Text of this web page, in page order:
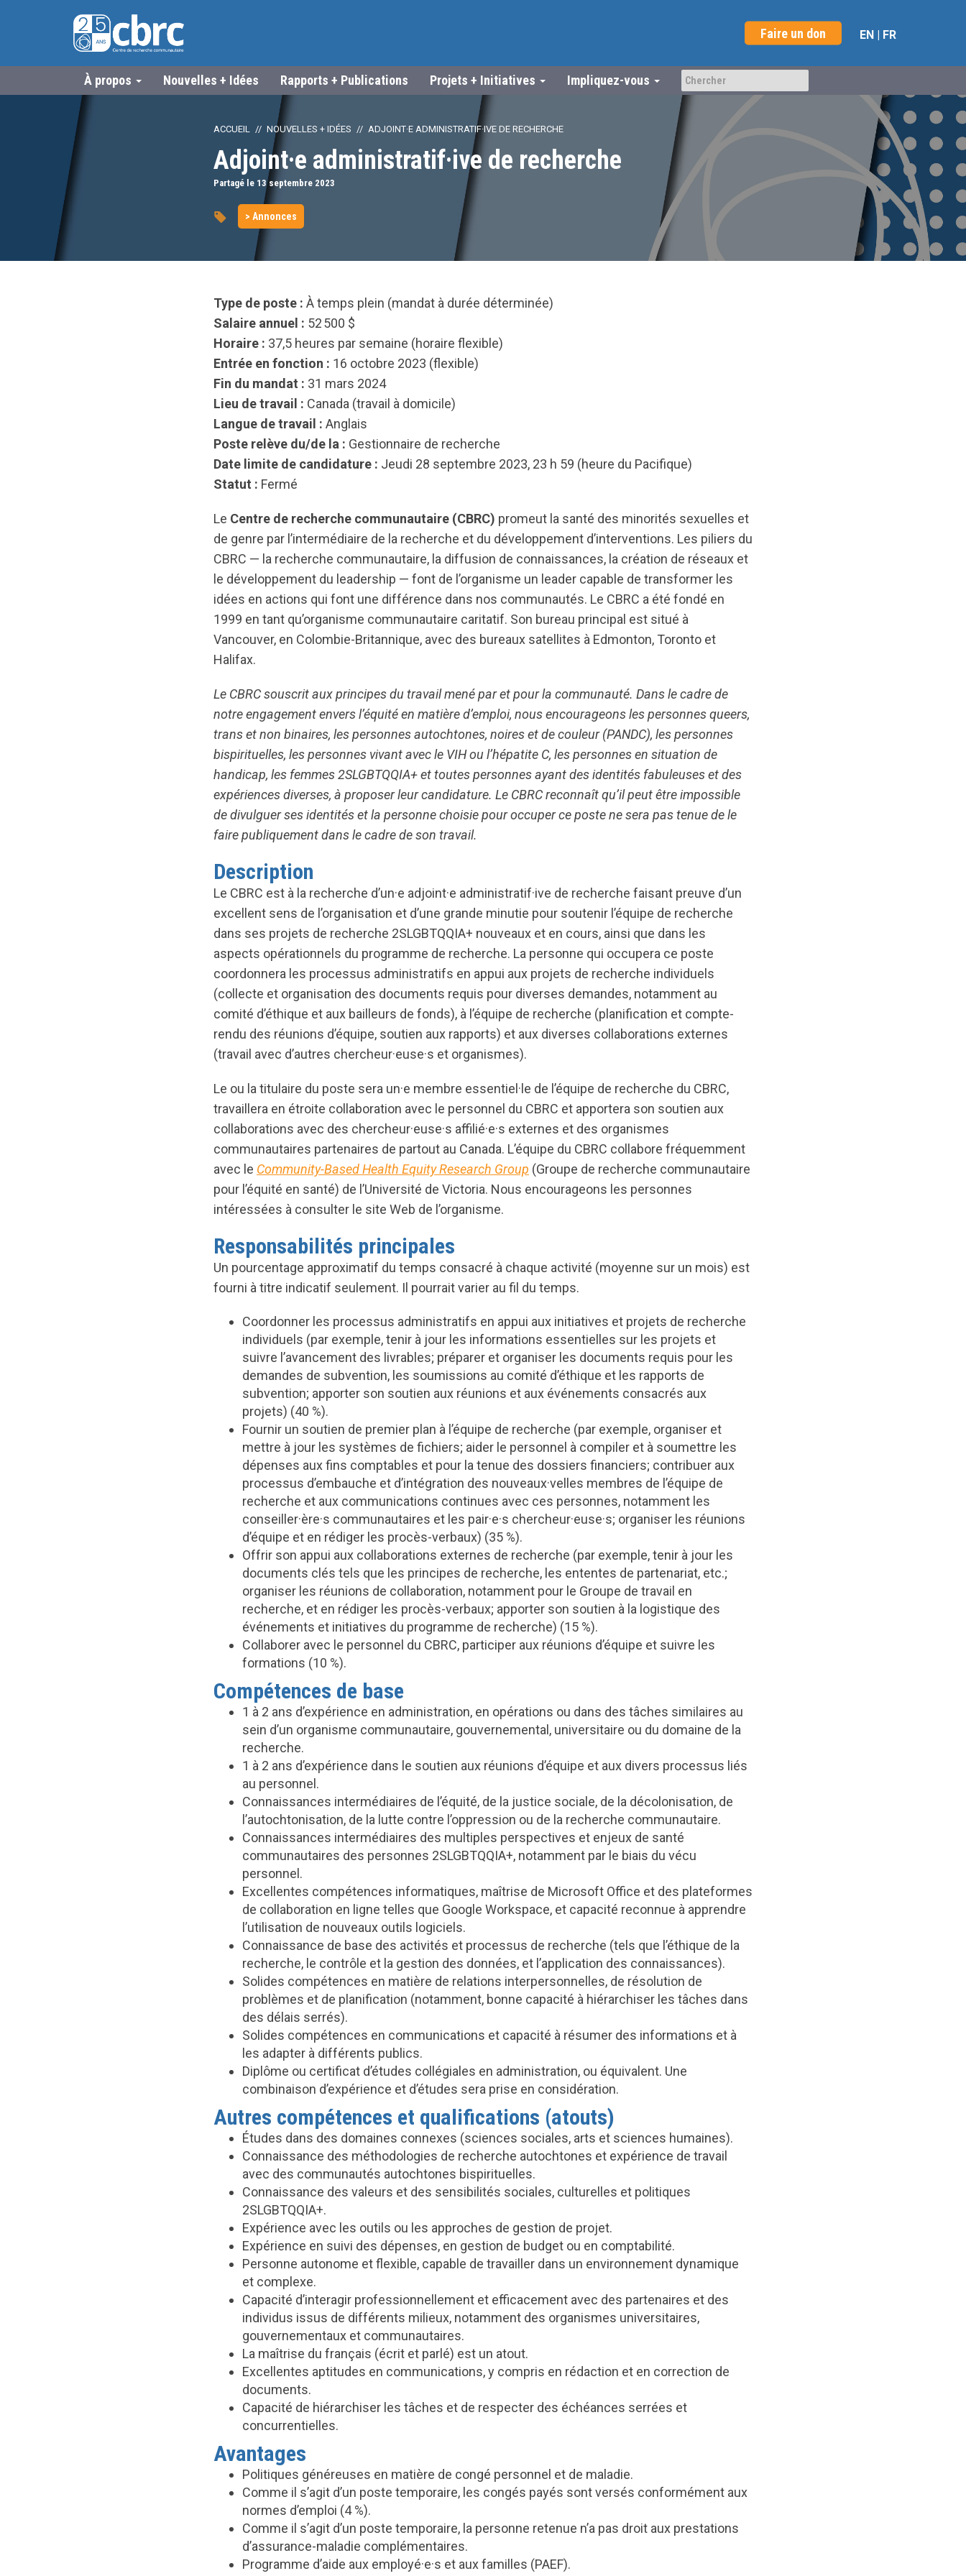
Faire un don EN | FR
À propos Nouvelles + Idées Rapports + Publications Projets + Initiatives Impliquez-vous
ACCUEIL NOUVELLES + IDÉES ADJOINT·E ADMINISTRATIF·IVE DE RECHERCHE
Adjoint·e administratif·ive de recherche
Partagé le 13septembre 2023
> Annonces
Type de poste : À temps plein (mandat à durée déterminée)
Salaire annuel : 52 500 $
Horaire : 37,5 heures par semaine (horaire flexible)
Entrée en fonction : 16 octobre 2023 (flexible)
Fin du mandat : 31 mars 2024
Lieu de travail : Canada (travail à domicile)
Langue de travail : Anglais
Poste relève du/de la : Gestionnaire de recherche
Date limite de candidature : Jeudi 28 septembre 2023, 23 h 59 (heure du Pacifique)
Statut : Fermé
Le Centre de recherche communautaire (CBRC) promeut la santé des minorités sexuelles et
de genre par l’intermédiaire de la recherche et du développement d’interventions. Les piliers du
CBRC — la recherche communautaire, la diffusion de connaissances, la création de réseaux et
le développement du leadership — font de l’organisme un leader capable de transformer les
idées en actions qui font une différence dans nos communautés. Le CBRC a été fondé en
1999 en tant qu’organisme communautaire caritatif. Son bureau principal est situé à
Vancouver, en Colombie-Britannique, avec des bureaux satellites à Edmonton, Toronto et
Halifax.
Le CBRC souscrit aux principes du travail mené par et pour la communauté. Dans le cadre de
notre engagement envers l’équité en matière d’emploi, nous encourageons les personnes queers,
trans et non binaires, les personnes autochtones, noires et de couleur (PANDC), les personnes
bispirituelles, les personnes vivant avec le VIH ou l’hépatite C, les personnes en situation de
handicap, les femmes 2SLGBTQQIA+ et toutes personnes ayant des identités fabuleuses et des
expériences diverses, à proposer leur candidature. Le CBRC reconnaît qu’il peut être impossible
de divulguer ses identités et la personne choisie pour occuper ce poste ne sera pas tenue de le
faire publiquement dans le cadre de son travail.
Description
Le CBRC est à la recherche d’un·e adjoint·e administratif·ive de recherche faisant preuve d’un
excellent sens de l’organisation et d’une grande minutie pour soutenir l’équipe de recherche
dans ses projets de recherche 2SLGBTQQIA+ nouveaux et en cours, ainsi que dans les
aspects opérationnels du programme de recherche. La personne qui occupera ce poste
coordonnera les processus administratifs en appui aux projets de recherche individuels
(collecte et organisation des documents requis pour diverses demandes, notamment au
comité d’éthique et aux bailleurs de fonds), à l’équipe de recherche (planification et compte-
rendu des réunions d’équipe, soutien aux rapports) et aux diverses collaborations externes
(travail avec d’autres chercheur·euse·s et organismes).
Le ou la titulaire du poste sera un·e membre essentiel·le de l’équipe de recherche du CBRC,
travaillera en étroite collaboration avec le personnel du CBRC et apportera son soutien aux
collaborations avec des chercheur·euse·s affilié·e·s externes et des organismes
communautaires partenaires de partout au Canada. L’équipe du CBRC collabore fréquemment
avec le Community-Based Health Equity Research Group (Groupe de recherche communautaire
pour l’équité en santé) de l’Université de Victoria. Nous encourageons les personnes
intéressées à consulter le site Web de l’organisme.
Responsabilités principales
Un pourcentage approximatif du temps consacré à chaque activité (moyenne sur un mois) est
fourni à titre indicatif seulement. Il pourrait varier au fil du temps.
Coordonner les processus administratifs en appui aux initiatives et projets de recherche
individuels (par exemple, tenir à jour les informations essentielles sur les projets et
suivre l’avancement des livrables; préparer et organiser les documents requis pour les
demandes de subvention, les soumissions au comité d’éthique et les rapports de
subvention; apporter son soutien aux réunions et aux événements consacrés aux
projets) (40 %).
Fournir un soutien de premier plan à l’équipe de recherche (par exemple, organiser et
mettre à jour les systèmes de fichiers; aider le personnel à compiler et à soumettre les
dépenses aux fins comptables et pour la tenue des dossiers financiers; contribuer aux
processus d’embauche et d’intégration des nouveaux·velles membres de l’équipe de
recherche et aux communications continues avec ces personnes, notamment les
conseiller·ère·s communautaires et les pair·e·s chercheur·euse·s; organiser les réunions
d’équipe et en rédiger les procès-verbaux) (35 %).
Offrir son appui aux collaborations externes de recherche (par exemple, tenir à jour les
documents clés tels que les principes de recherche, les ententes de partenariat, etc.;
organiser les réunions de collaboration, notamment pour le Groupe de travail en
recherche, et en rédiger les procès-verbaux; apporter son soutien à la logistique des
événements et initiatives du programme de recherche) (15 %).
Collaborer avec le personnel du CBRC, participer aux réunions d’équipe et suivre les
formations (10 %).
Compétences de base
1 à 2 ans d’expérience en administration, en opérations ou dans des tâches similaires au
sein d’un organisme communautaire, gouvernemental, universitaire ou du domaine de la
recherche.
1 à 2 ans d’expérience dans le soutien aux réunions d’équipe et aux divers processus liés
au personnel.
Connaissances intermédiaires de l’équité, de la justice sociale, de la décolonisation, de
l’autochtonisation, de la lutte contre l’oppression ou de la recherche communautaire.
Connaissances intermédiaires des multiples perspectives et enjeux de santé
communautaires des personnes 2SLGBTQQIA+, notamment par le biais du vécu
personnel.
Excellentes compétences informatiques, maîtrise de Microsoft Office et des plateformes
de collaboration en ligne telles que Google Workspace, et capacité reconnue à apprendre
l’utilisation de nouveaux outils logiciels.
Connaissance de base des activités et processus de recherche (tels que l’éthique de la
recherche, le contrôle et la gestion des données, et l’application des connaissances).
Solides compétences en matière de relations interpersonnelles, de résolution de
problèmes et de planification (notamment, bonne capacité à hiérarchiser les tâches dans
des délais serrés).
Solides compétences en communications et capacité à résumer des informations et à
les adapter à différents publics.
Diplôme ou certificat d’études collégiales en administration, ou équivalent. Une
combinaison d’expérience et d’études sera prise en considération.
Autres compétences et qualifications (atouts)
Études dans des domaines connexes (sciences sociales, arts et sciences humaines).
Connaissance des méthodologies de recherche autochtones et expérience de travail
avec des communautés autochtones bispirituelles.
Connaissance des valeurs et des sensibilités sociales, culturelles et politiques
2SLGBTQQIA+.
Expérience avec les outils ou les approches de gestion de projet.
Expérience en suivi des dépenses, en gestion de budget ou en comptabilité.
Personne autonome et flexible, capable de travailler dans un environnement dynamique
et complexe.
Capacité d’interagir professionnellement et efficacement avec des partenaires et des
individus issus de différents milieux, notamment des organismes universitaires,
gouvernementaux et communautaires.
La maîtrise du français (écrit et parlé) est un atout.
Excellentes aptitudes en communications, y compris en rédaction et en correction de
documents.
Capacité de hiérarchiser les tâches et de respecter des échéances serrées et
concurrentielles.
Avantages
Politiques généreuses en matière de congé personnel et de maladie.
Comme il s’agit d’un poste temporaire, les congés payés sont versés conformément aux
normes d’emploi (4 %).
Comme il s’agit d’un poste temporaire, la personne retenue n’a pas droit aux prestations
d’assurance-maladie complémentaires.
Programme d’aide aux employé·e·s et aux familles (PAEF).